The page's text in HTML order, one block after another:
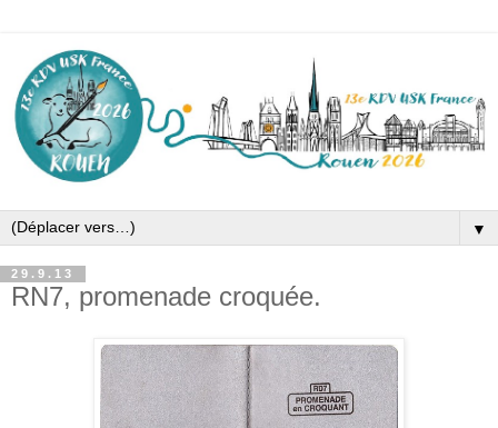
▼
29.9.13
RN7, promenade croquée.